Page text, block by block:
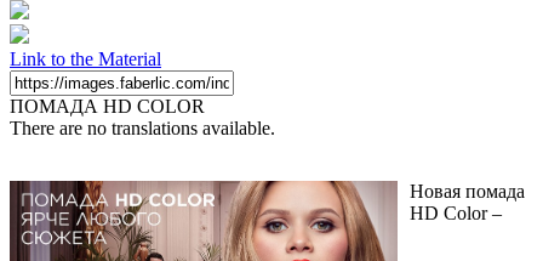
Link to the Material
ПОМАДА HD COLOR
There are no translations available.
Новая помада
HD Color –